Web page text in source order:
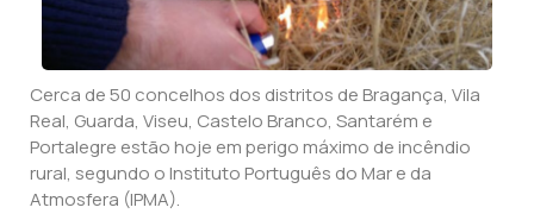
Cerca de 50 concelhos dos distritos de Bragança, Vila
Real, Guarda, Viseu, Castelo Branco, Santarém e
Portalegre estão hoje em perigo máximo de incêndio
rural, segundo o Instituto Português do Mar e da
Atmosfera (IPMA).